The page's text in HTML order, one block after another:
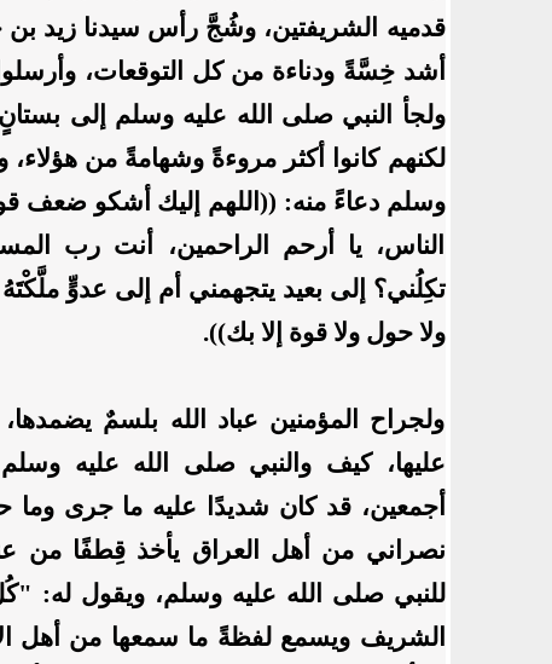
قدميه الشريفتين، وشُجَّ رأس سيدنا زيد بن
أشد خِسَّةً ودناءة من كل التوقعات،
ولجأ النبي صلى الله عليه وسلم إلى
لكنهم كانوا أكثر مروءةً وشهامةً من هؤلاء،
وسلم دعاءً منه: ((اللهم إليك أشكو ضعف
الناس، يا أرحم الراحمين، أنت رب
تكِلُني؟ إلى بعيد يتجهمني أم إلى عدوٍّ
ولا حول ولا قوة إلا بك)).
ولجراح المؤمنين عباد الله بلسمٌ
عليها، كيف والنبي صلى الله عليه
أجمعين، قد كان شديدًا عليه ما جرى
نصراني من أهل العراق يأخذ قِطفًا من
للنبي صلى الله عليه وسلم، ويقول
الشريف ويسمع لفظةً ما سمعها من أهل